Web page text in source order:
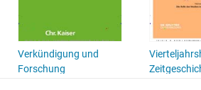
Verkündigung und
Forschung